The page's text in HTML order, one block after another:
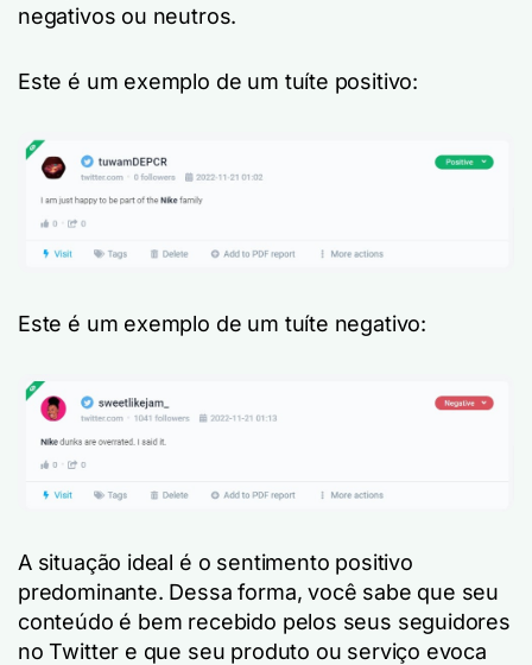
negativos ou neutros.
Este é um exemplo de um tuíte positivo:
Este é um exemplo de um tuíte negativo:
A situação ideal é o sentimento positivo
predominante. Dessa forma, você sabe que seu
conteúdo é bem recebido pelos seus seguidores
no Twitter e que seu produto ou serviço evoca